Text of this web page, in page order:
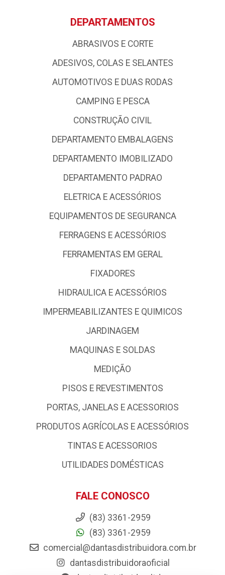
DEPARTAMENTOS
ABRASIVOS E CORTE
ADESIVOS, COLAS E SELANTES
AUTOMOTIVOS E DUAS RODAS
CAMPING E PESCA
CONSTRUÇÃO CIVIL
DEPARTAMENTO EMBALAGENS
DEPARTAMENTO IMOBILIZADO
DEPARTAMENTO PADRAO
ELETRICA E ACESSÓRIOS
EQUIPAMENTOS DE SEGURANCA
FERRAGENS E ACESSÓRIOS
FERRAMENTAS EM GERAL
FIXADORES
HIDRAULICA E ACESSÓRIOS
IMPERMEABILIZANTES E QUIMICOS
JARDINAGEM
MAQUINAS E SOLDAS
MEDIÇÃO
PISOS E REVESTIMENTOS
PORTAS, JANELAS E ACESSORIOS
PRODUTOS AGRÍCOLAS E ACESSÓRIOS
TINTAS E ACESSORIOS
UTILIDADES DOMÉSTICAS
FALE CONOSCO
(83) 3361-2959
(83) 3361-2959
comercial@dantasdistribuidora.com.br
dantasdistribuidoraoficial